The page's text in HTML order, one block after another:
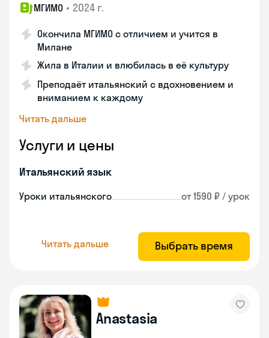
МГИМО • 2024 г.
Окончила МГИМО с отличием и учится в
Милане
Жила в Италии и влюбилась в её культуру
Преподаёт итальянский с вдохновением и
вниманием к каждому
Читать дальше
Услуги и цены
Итальянский язык
Уроки итальянского от 1590 ₽ / урок
Читать дальше Выбрать время
Anastasia